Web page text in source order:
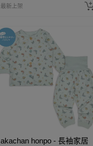
最新上架
akachan honpo - 長袖家居